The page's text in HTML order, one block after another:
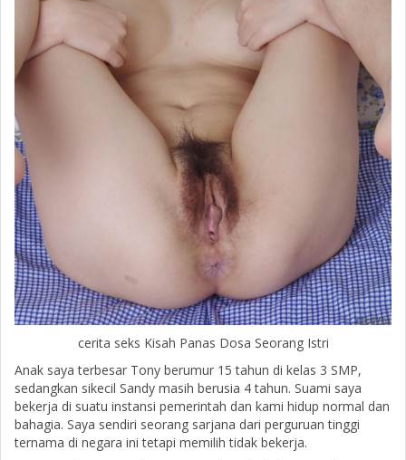
cerita seks Kisah Panas Dosa Seorang Istri
Anak saya terbesar Tony berumur 15 tahun di kelas 3 SMP,
sedangkan sikecil Sandy masih berusia 4 tahun. Suami saya
bekerja di suatu instansi pemerintah dan kami hidup normal dan
bahagia. Saya sendiri seorang sarjana dari perguruan tinggi
ternama di negara ini tetapi memilih tidak bekerja.